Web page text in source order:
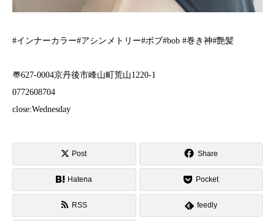
#インナーカラー#アシンメトリー#ボブ#bob #巻き神#艶髪
〠627-0004京丹後市峰山町荒山1220-1
︎0772608704
close:Wednesday
Post Share
Hatena Pocket
RSS feedly